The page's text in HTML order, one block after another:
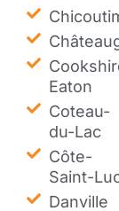
Eaton
Coteau-
du-Lac
Côte-
Saint-
Danville